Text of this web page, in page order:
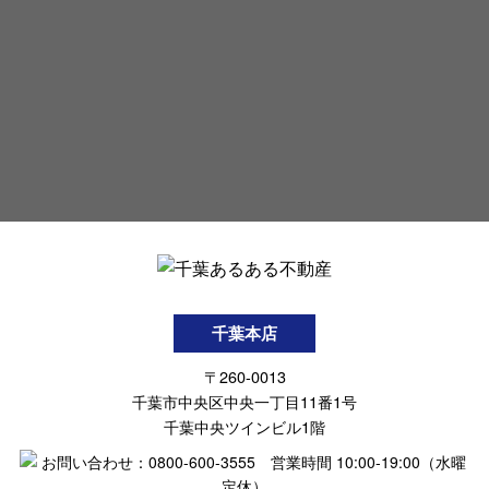
千葉本店
〒260-0013
千葉市中央区中央一丁目11番1号
千葉中央ツインビル1階